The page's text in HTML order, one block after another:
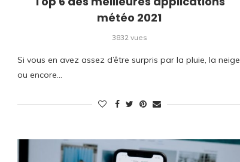
météo 2021
3832 vues
Si vous en avez assez d’être surpris par la pluie, la neige
ou encore…